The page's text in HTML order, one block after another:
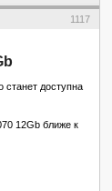
1117
станет доступна
12Gb ближе к